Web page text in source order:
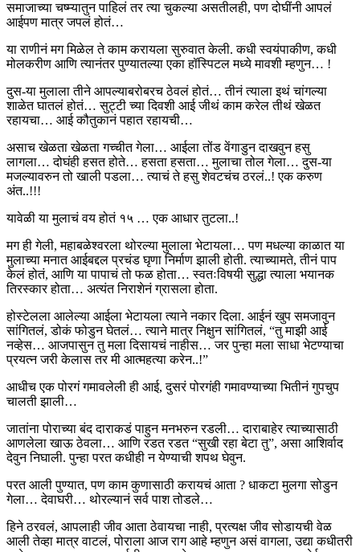
समाजाच्या चष्म्यातुन पाहिलं तर त्या चुकल्या असतीलही, पण दोघींनी आपलं
आईपण मात्र जपलं होतं…
या राणीनं मग मिळेल ते काम करायला सुरुवात केली. कधी स्वयंपाकीण, कधी
मोलकरीण आणि त्यानंतर पुण्यातल्या एका हॉस्पिटल मध्ये मावशी म्हणुन… !
दुस-या मुलाला तीने आपल्याबरोबरच ठेवलं होतं… तीनं त्याला इथं चांगल्या
शाळेत घातलं होतं… सुट्टी च्या दिवशी आई जीथं काम करेल तीथं खेळत
रहायचा… आई कौतुकानं पहात रहायची…
असाच खेळता खेळता गच्चीत गेला… आईला तोंड वेंगाडुन दाखवुन हसु
लागला… दोघंही हसत होते… हसता हसता… मुलाचा तोल गेला… दुस-या
मजल्यावरुन तो खाली पडला… त्याचं ते हसु शेवटचंच ठरलं..! एक करुण
अंत..!!!
यावेळी या मुलाचं वय होतं १५ … एक आधार तुटला..!
मग ही गेली, महाबळेश्वरला थोरल्या मुलाला भेटायला… पण मधल्या काळात या
मुलाच्या मनात आईबद्दल प्रचंड घृणा निर्माण झाली होती. त्याच्यामते, तीनं पाप
केलं होतं, आणि या पापाचं तो फळ होता… स्वतःविषयी सुद्धा त्याला भयानक
तिरस्कार होता… अत्यंत निराशेनं ग्रासला होता.
होस्टेलला आलेल्या आईला भेटायला त्याने नकार दिला. आईनं खुप समजावुन
सांगितलं, डोकं फोडुन घेतलं… त्याने मात्र निक्षुन सांगितलं, “तु माझी आई
नव्हेस… आजपासुन तु मला दिसायचं नाहीस… जर पुन्हा मला साधा भेटण्याचा
प्रयत्न जरी केलास तर मी आत्महत्या करेन..!”
आधीच एक पोरगं गमावलेली ही आई, दुसरं पोरगंही गमावण्याच्या भितीनं गुपचुप
चालती झाली…
जातांना पोराच्या बंद दाराकडं पाहुन मनभरुन रडली… दाराबाहेर त्याच्यासाठी
आणलेला खाऊ ठेवला… आणि रडत रडत “सुखी रहा बेटा तु”, असा आशिर्वाद
देवुन निघाली. पुन्हा परत कधीही न येण्याची शपथ घेवुन.
परत आली पुण्यात, पण काम कुणासाठी करायचं आता ? धाकटा मुलगा सोडुन
गेला… देवाघरी… थोरल्यानं सर्व पाश तोडले…
हिने ठरवलं, आपलाही जीव आता ठेवायचा नाही, प्रत्यक्ष जीव सोडायची वेळ
आली तेव्हा मात्र वाटलं, पोराला आज राग आहे म्हणुन असं वागला, उद्या कधीतरी